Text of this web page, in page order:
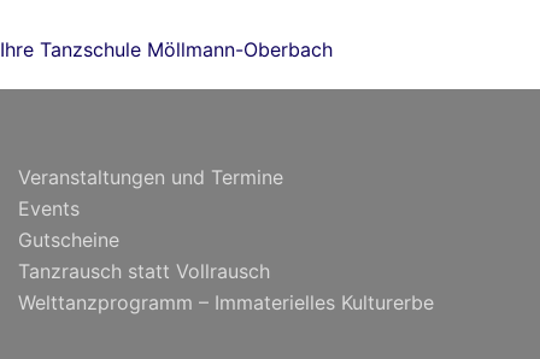
Ihre Tanzschule Möllmann-Oberbach
Veranstaltungen und Termine
Events
Gutscheine
Tanzrausch statt Vollrausch
Welttanzprogramm – Immaterielles Kulturerbe